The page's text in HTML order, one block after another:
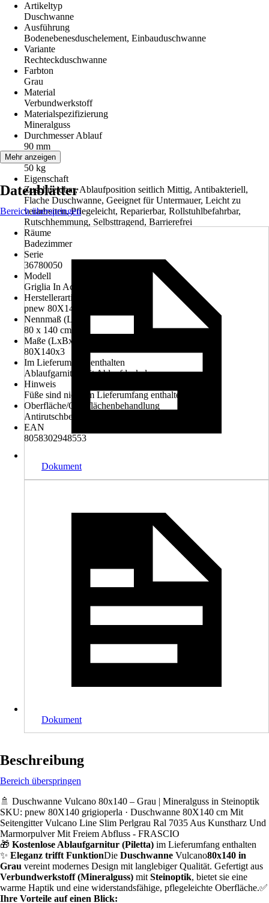
Artikeltyp
Duschwanne
Ausführung
Bodenebenesduschelement, Einbauduschwanne
Variante
Rechteckduschwanne
Farbton
Grau
Material
Verbundwerkstoff
Materialspezifizierung
Mineralguss
Durchmesser Ablauf
90 mm
Gewicht
50 kg
Eigenschaft
Zuschneidbar, Ablaufposition seitlich Mittig, Antibakteriell,
Flache Duschwanne, Geeignet für Untermauer, Leicht zu
verarbeiten, Pflegeleicht, Reparierbar, Rollstuhlbefahrbar,
Rutschhemmung, Selbsttragend, Barrierefrei
Räume
Badezimmer
Serie
36780050
Modell
Griglia In Acciaio
Herstellerartikelnummer
pnew 80X140 grigioperla
Nennmaß (LxB)
80 x 140 cm
Maße (LxBxH)
80X140x3
Im Lieferumfang enthalten
Ablaufgarnitur mit Ablaufdeckel
Hinweis
Füße sind nicht im Lieferumfang enthalten
Oberfläche/Oberflächenbehandlung
Antirutschbeschichtung
EAN
8058302948553
Mehr anzeigen
Datenblätter
Bereich überspringen
Dokument
Dokument
Beschreibung
Bereich überspringen
🚿 Duschwanne Vulcano 80x140 – Grau | Mineralguss in Steinoptik
SKU: pnew 80X140 grigioperla · Duschwanne 80X140 cm Mit
Seitengitter Vulcano Line Slim Perlgrau Ral 7035 Aus Kunstharz Und
Marmorpulver Mit Freiem Abfluss - FRASCIO
🎁 Kostenlose Ablaufgarnitur (Piletta) im Lieferumfang enthalten
✨ Eleganz trifft FunktionDie Duschwanne Vulcano80x140 in
Grau vereint modernes Design mit langlebiger Qualität. Gefertigt aus
Verbundwerkstoff (Mineralguss) mit Steinoptik, bietet sie eine
warme Haptik und eine widerstandsfähige, pflegeleichte Oberfläche.✅
Ihre Vorteile auf einen Blick: